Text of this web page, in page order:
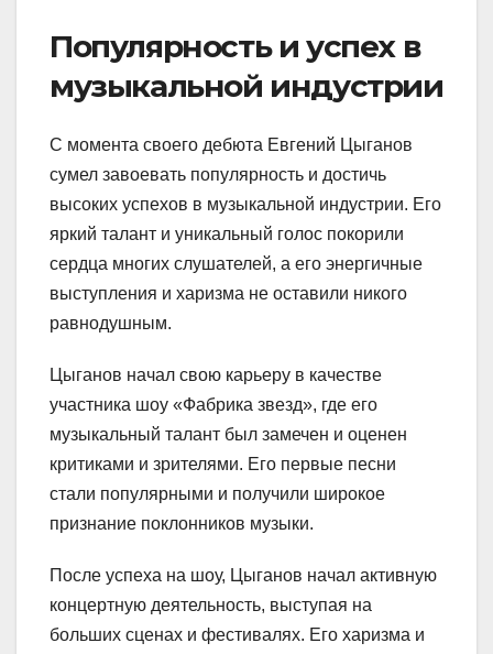
Популярность и успех в
музыкальной индустрии
С момента своего дебюта Евгений Цыганов
сумел завоевать популярность и достичь
высоких успехов в музыкальной индустрии. Его
яркий талант и уникальный голос покорили
сердца многих слушателей, а его энергичные
выступления и харизма не оставили никого
равнодушным.
Цыганов начал свою карьеру в качестве
участника шоу «Фабрика звезд», где его
музыкальный талант был замечен и оценен
критиками и зрителями. Его первые песни
стали популярными и получили широкое
признание поклонников музыки.
После успеха на шоу, Цыганов начал активную
концертную деятельность, выступая на
больших сценах и фестивалях. Его харизма и